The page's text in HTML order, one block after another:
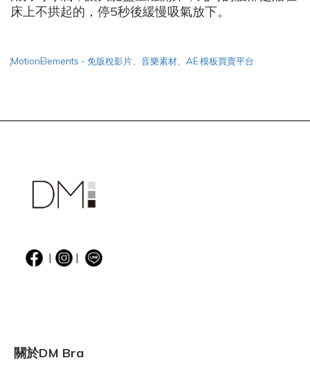
床上不拱起的，停5秒後緩慢吸氣放下。
| |
關於DM Bra